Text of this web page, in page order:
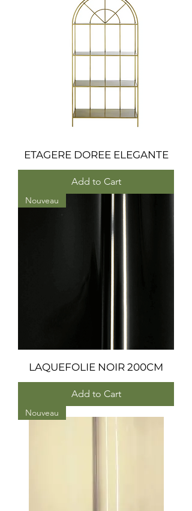
ETAGERE DOREE ELEGANTE
Add to Cart
Nouveau
LAQUEFOLIE NOIR 200CM
Add to Cart
Nouveau